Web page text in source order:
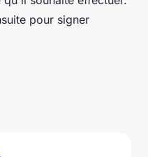
pour signer